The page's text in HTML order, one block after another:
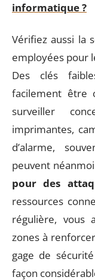
informatique ?
Vérifiez aussi la
employées pour
Des clés
facilement être
surveiller
imprimantes,
d’alarme,
peuvent
pour des
ressources
régulière, vous
zones à
gage de
façon